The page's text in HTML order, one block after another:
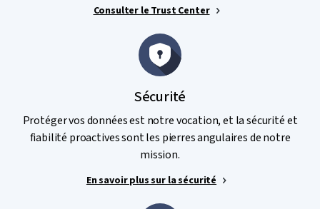
Consulter le Trust Center
Sécurité
Protéger vos données est notre vocation, et la sécurité et
fiabilité proactives sont les pierres angulaires de notre
mission.
En savoir plus sur la sécurité